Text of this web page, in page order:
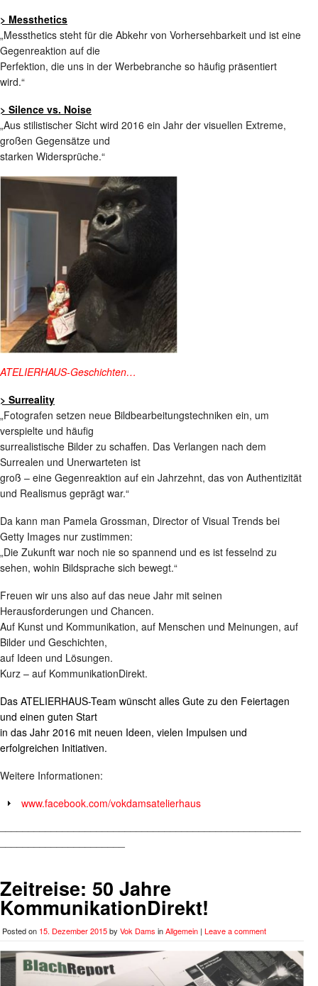
> Messthetics
„Messthetics steht für die Abkehr von Vorhersehbarkeit und ist eine
Gegenreaktion auf die
Perfektion, die uns in der Werbebranche so häufig präsentiert
wird.“
> Silence vs. Noise
„Aus stilistischer Sicht wird 2016 ein Jahr der visuellen Extreme,
großen Gegensätze und
starken Widersprüche.“
ATELIERHAUS-Geschichten…
> Surreality
„Fotografen setzen neue Bildbearbeitungstechniken ein, um
verspielte und häufig
surrealistische Bilder zu schaffen. Das Verlangen nach dem
Surrealen und Unerwarteten ist
groß – eine Gegenreaktion auf ein Jahrzehnt, das von Authentizität
und Realismus geprägt war.“
Da kann man Pamela Grossman, Director of Visual Trends bei
Getty Images nur zustimmen:
„Die Zukunft war noch nie so spannend und es ist fesselnd zu
sehen, wohin Bildsprache sich bewegt.“
Freuen wir uns also auf das neue Jahr mit seinen
Herausforderungen und Chancen.
Auf Kunst und Kommunikation, auf Menschen und Meinungen, auf
Bilder und Geschichten,
auf Ideen und Lösungen.
Kurz – auf KommunikationDirekt.
Das ATELIERHAUS-Team wünscht alles Gute zu den Feiertagen
und einen guten Start
in das Jahr 2016 mit neuen Ideen, vielen Impulsen und
erfolgreichen Initiativen.
Weitere Informationen:
www.facebook.com/vokdamsatelierhaus
Zeitreise: 50 Jahre
KommunikationDirekt!
Posted on 15. Dezember 2015by Vok Dams inAllgemein | Leave a comment